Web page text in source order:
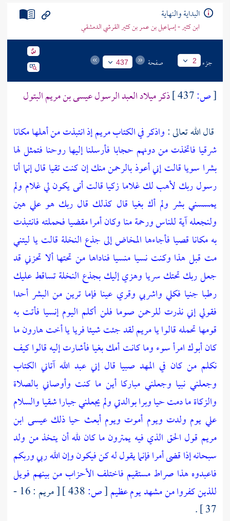
البداية والنهاية
ابن كثير - إسماعيل بن عمر بن كثير القرشي الدمشقي
جزء 2 صفحة 437
[ص:
ذكر ميلاد العبد الرسول عيسى بن مريم البتول
قال الله تعالى :واذكر في الكتاب مريم إذ انتبذت من أهلها مكانا
شرقيا فاتخذت من دونهم حجابا فأرسلنا إليها روحنا فتمثل لها
بشرا سويا قالت إني أعوذ بالرحمن منك إن كنت تقيا قال إنما أنا
رسول ربك لأهب لك غلاما زكيا قالت أنى يكون لي غلام ولم
يمسسني بشر ولم أك بغيا قال كذلك قال ربك هو علي هين
ولنجعله آية للناس ورحمة منا وكان أمرا مقضيا فحملته فانتبذت
به مكانا قصيا فأجاءها المخاض إلى جذع النخلة قالت يا ليتني
مت قبل هذا وكنت نسيا منسيا فناداها من تحتها ألا تحزني قد
جعل ربك تحتك سريا وهزي إليك بجذع النخلة تساقط عليك
رطبا جنيا فكلي واشربي وقري عينا فإما ترين من البشر أحدا
فقولي إني نذرت للرحمن صوما فلن أكلم اليوم إنسيا فأتت به
قومها تحمله قالوا يا مريم لقد جئت شيئا فريا يا أخت هارون ما
كان أبوك امرأ سوء وما كانت أمك بغيا فأشارت إليه قالوا كيف
نكلم من كان في المهد صبيا قال إني عبد الله آتاني الكتاب
وجعلني نبيا وجعلني مباركا أين ما كنت وأوصاني بالصلاة
والزكاة ما دمت حيا وبرا بوالدتي ولم يجعلني جبارا شقيا والسلام
علي يوم ولدت ويوم أموت ويوم أبعث حيا ذلك عيسى ابن
مريم قول الحق الذي فيه يمترون ما كان لله أن يتخذ من ولد
سبحانه إذا قضى أمرا فإنما يقول له كن فيكون وإن الله ربي وربكم
فاعبدوه هذا صراط مستقيم فاختلف الأحزاب من بينهم فويل
للذين كفروا من مشهد يوم عظيم[ص:
[ مريم : 16 -
37 ] .